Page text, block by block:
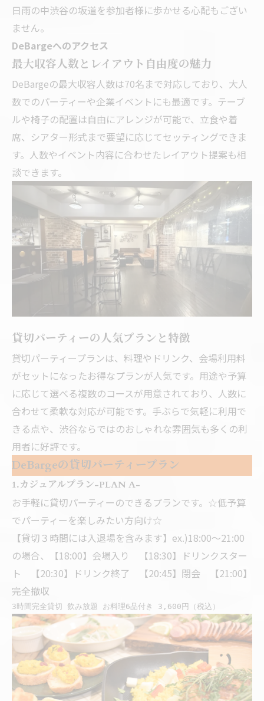
日雨の中渋谷の坂道を参加者様に歩かせる心配もござい
ません。
DeBargeへのアクセス
最大収容人数とレイアウト自由度の魅力
DeBargeの最大収容人数は70名まで対応しており、大人
数でのパーティーや企業イベントにも最適です。テーブ
ルや椅子の配置は自由にアレンジが可能で、立食や着
席、シアター形式まで要望に応じてセッティングできま
す。人数やイベント内容に合わせたレイアウト提案も相
談できます。
貸切パーティーの人気プランと特徴
貸切パーティープランは、料理やドリンク、会場利用料
がセットになったお得なプランが人気です。用途や予算
に応じて選べる複数のコースが用意されており、人数に
合わせて柔軟な対応が可能です。手ぶらで気軽に利用で
きる点や、渋谷ならではのおしゃれな雰囲気も多くの利
用者に好評です。
DeBargeの貸切パーティープラン
1.カジュアルプラン-PLAN A-
お手軽に貸切パーティーのできるプランです。☆低予算
でパーティーを楽しみたい方向け☆
【貸切３時間には入退場を含みます】ex.)18:00～21:00
の場合、【18:00】会場入り 【18:30】ドリンクスター
ト 【20:30】ドリンク終了 【20:45】閉会 【21:00】
完全撤収
3時間完全貸切 飲み放題 お料理6品付き 3,600円（税込）